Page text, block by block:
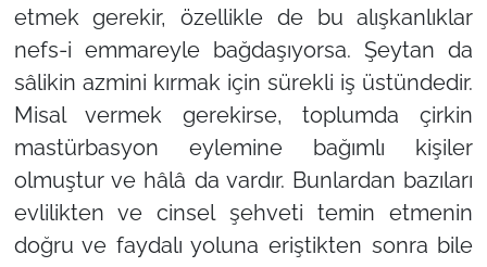
etmek gerekir, özellikle de bu alışkanlıklar
nefs-i emmareyle bağdaşıyorsa. Şeytan da
sâlikin azmini kırmak için sürekli iş üstündedir.
Misal vermek gerekirse, toplumda çirkin
mastürbasyon eylemine bağımlı kişiler
olmuştur ve hâlâ da vardır. Bunlardan bazıları
evlilikten ve cinsel şehveti temin etmenin
doğru ve faydalı yoluna eriştikten sonra bile